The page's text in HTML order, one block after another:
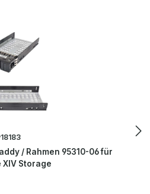
/ Rahmen 95310-06 für
XIV Storage